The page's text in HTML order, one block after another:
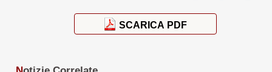
SCARICA PDF